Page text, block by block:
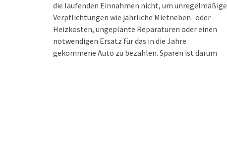
die laufenden Einnahmen nicht, um unregelmäßige
Verpflichtungen wie jährliche Mietneben- oder
Heizkosten, ungeplante Reparaturen oder einen
notwendigen Ersatz für das in die Jahre
gekommene Auto zu bezahlen. Sparen ist darum